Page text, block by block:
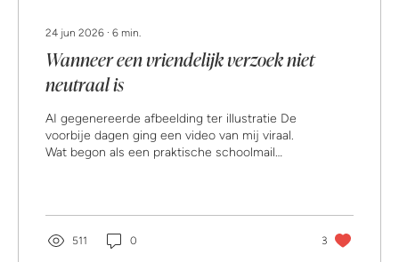
24 jun 2026 ∙ 6 min.
Wanneer een vriendelijk verzoek niet
neutraal is
AI gegenereerde afbeelding ter illustratie De
voorbije dagen ging een video van mij viraal.
Wat begon als een praktische schoolmail
ouders niet begrijpen dat extreme hitte
moeilijk is en ook niet omdat scholen hun
best niet doen. Maar omdat zo’n boodschap
511 0 3